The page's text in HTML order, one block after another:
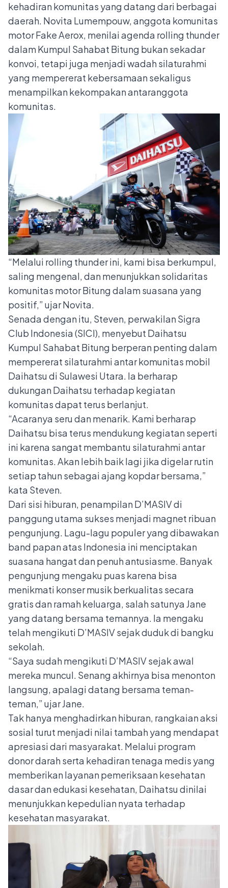
kehadiran komunitas yang datang dari berbagai
daerah. Novita Lumempouw, anggota komunitas
motor Fake Aerox, menilai agenda rolling thunder
dalam Kumpul Sahabat Bitung bukan sekadar
konvoi, tetapi juga menjadi wadah silaturahmi
yang mempererat kebersamaan sekaligus
menampilkan kekompakan antaranggota
komunitas.
“Melalui rolling thunder ini, kami bisa berkumpul,
saling mengenal, dan menunjukkan solidaritas
komunitas motor Bitung dalam suasana yang
positif,” ujar Novita.
Senada dengan itu, Steven, perwakilan Sigra
Club Indonesia (SICI), menyebut Daihatsu
Kumpul Sahabat Bitung berperan penting dalam
mempererat silaturahmi antar komunitas mobil
Daihatsu di Sulawesi Utara. Ia berharap
dukungan Daihatsu terhadap kegiatan
komunitas dapat terus berlanjut.
“Acaranya seru dan menarik. Kami berharap
Daihatsu bisa terus mendukung kegiatan seperti
ini karena sangat membantu silaturahmi antar
komunitas. Akan lebih baik lagi jika digelar rutin
setiap tahun sebagai ajang kopdar bersama,”
kata Steven.
Dari sisi hiburan, penampilan D’MASIV di
panggung utama sukses menjadi magnet ribuan
pengunjung. Lagu-lagu populer yang dibawakan
band papan atas Indonesia ini menciptakan
suasana hangat dan penuh antusiasme. Banyak
pengunjung mengaku puas karena bisa
menikmati konser musik berkualitas secara
gratis dan ramah keluarga, salah satunya Jane
yang datang bersama temannya. Ia mengaku
telah mengikuti D’MASIV sejak duduk di bangku
sekolah.
“Saya sudah mengikuti D’MASIV sejak awal
mereka muncul. Senang akhirnya bisa menonton
langsung, apalagi datang bersama teman-
teman,” ujar Jane.
Tak hanya menghadirkan hiburan, rangkaian aksi
sosial turut menjadi nilai tambah yang mendapat
apresiasi dari masyarakat. Melalui program
donor darah serta kehadiran tenaga medis yang
memberikan layanan pemeriksaan kesehatan
dasar dan edukasi kesehatan, Daihatsu dinilai
menunjukkan kepedulian nyata terhadap
kesehatan masyarakat.